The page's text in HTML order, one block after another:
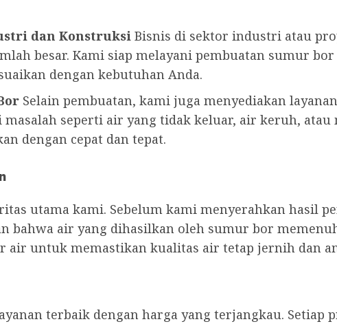
dan Konstruksi Bisnis di sektor industri atau
besar. Kami siap melayani pembuatan sumur
dengan kebutuhan Anda.
Selain pembuatan, kami juga menyediakan
masalah seperti air yang tidak keluar, air keruh,
dengan cepat dan tepat.
utama kami. Sebelum kami menyerahkan hasil
bahwa air yang dihasilkan oleh sumur bor
air untuk memastikan kualitas air tetap jernih dan
terbaik dengan harga yang terjangkau.